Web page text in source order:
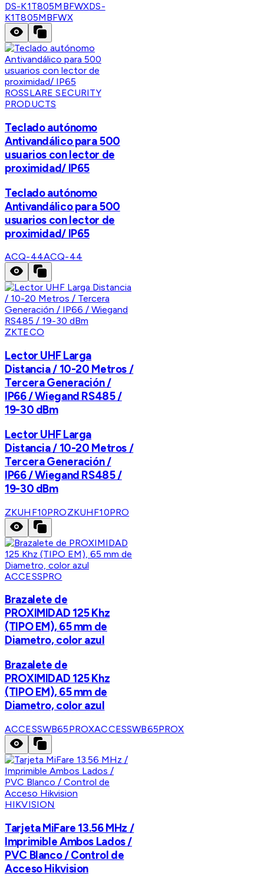
DS-K1T805MBFWXDS-
K1T805MBFWX
ROSSLARE SECURITY
PRODUCTS
Teclado autónomo
Antivandálico para 500
usuarios con lector de
proximidad/ IP65
Teclado autónomo
Antivandálico para 500
usuarios con lector de
proximidad/ IP65
ACQ-44ACQ-44
ZKTECO
Lector UHF Larga
Distancia / 10-20 Metros /
Tercera Generación /
IP66 / Wiegand RS485 /
19-30 dBm
Lector UHF Larga
Distancia / 10-20 Metros /
Tercera Generación /
IP66 / Wiegand RS485 /
19-30 dBm
ZKUHF10PROZKUHF10PRO
ACCESSPRO
Brazalete de
PROXIMIDAD 125 Khz
(TIPO EM), 65 mm de
Diametro, color azul
Brazalete de
PROXIMIDAD 125 Khz
(TIPO EM), 65 mm de
Diametro, color azul
ACCESSWB65PROXACCESSWB65PROX
HIKVISION
Tarjeta MiFare 13.56 MHz /
Imprimible Ambos Lados /
PVC Blanco / Control de
Acceso Hikvision